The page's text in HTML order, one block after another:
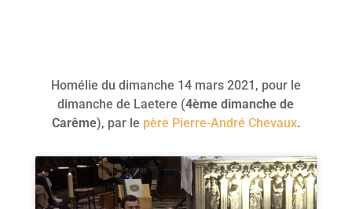
Homélie du dimanche 14 mars 2021, pour le
dimanche de Laetere (4ème dimanche de
Carême), par le père Pierre-André Chevaux.